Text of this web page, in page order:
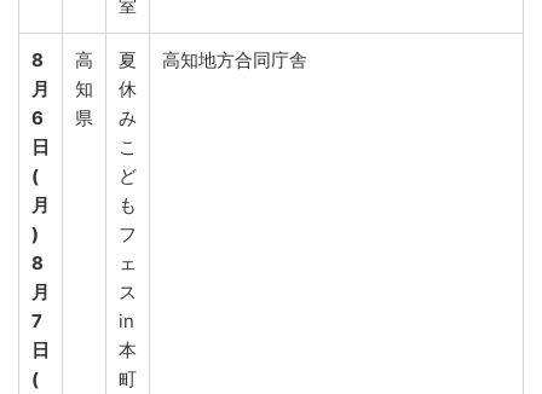
室
8
月
6
日
(
月
)
8
月
7
日
(
高
知
県
夏
休
み
こ
ど
も
フ
ェ
ス
in
本
町
高知地方合同庁舎